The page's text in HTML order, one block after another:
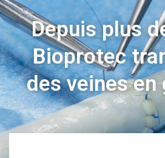
Depuis plus
Bioprotec
des veines